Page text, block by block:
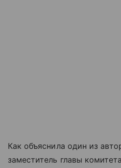
Как объяснила один из
заместитель главы